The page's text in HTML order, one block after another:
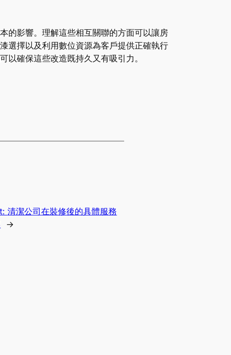
的影響。理解這些相互關聯的方面可以讓房
選擇以及利用數位資源為客戶提供正確執行
確保這些改造既持久又有吸引力。
清潔公司在裝修後的具體服務
→